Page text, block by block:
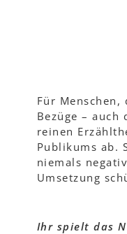
Für
Bezüge –
reinen
Publikums ab.
niemals
Umsetzung
Ihr spielt das